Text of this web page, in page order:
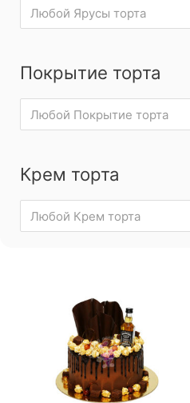
Любой Ярусы торта
Покрытие торта
Любой Покрытие торта
Крем торта
Любой Крем торта